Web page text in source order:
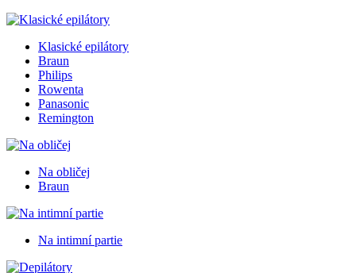
Klasické epilátory
Braun
Philips
Rowenta
Panasonic
Remington
Na obličej
Braun
Na intimní partie